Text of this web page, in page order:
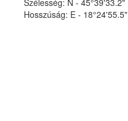
Hosszúság: E - 18°24'55.5"